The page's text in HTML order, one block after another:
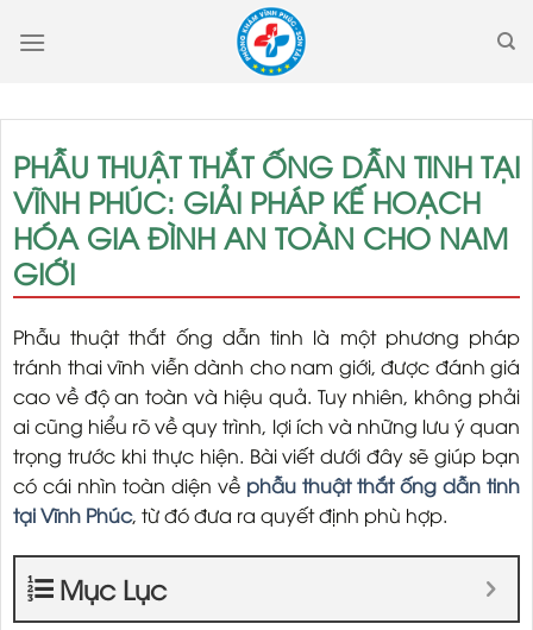
PHẪU THUẬT THẮT ỐNG DẪN TINH TẠI
VĨNH PHÚC: GIẢI PHÁP KẾ HOẠCH
HÓA GIA ĐÌNH AN TOÀN CHO NAM
GIỚI
Phẫu thuật thắt ống dẫn tinh là một phương pháp
tránh thai vĩnh viễn dành cho nam giới, được đánh giá
cao về độ an toàn và hiệu quả. Tuy nhiên, không phải
ai cũng hiểu rõ về quy trình, lợi ích và những lưu ý quan
trọng trước khi thực hiện. Bài viết dưới đây sẽ giúp bạn
có cái nhìn toàn diện về phẫu thuật thắt ống dẫn tinh
tại Vĩnh Phúc, từ đó đưa ra quyết định phù hợp.
Mục Lục